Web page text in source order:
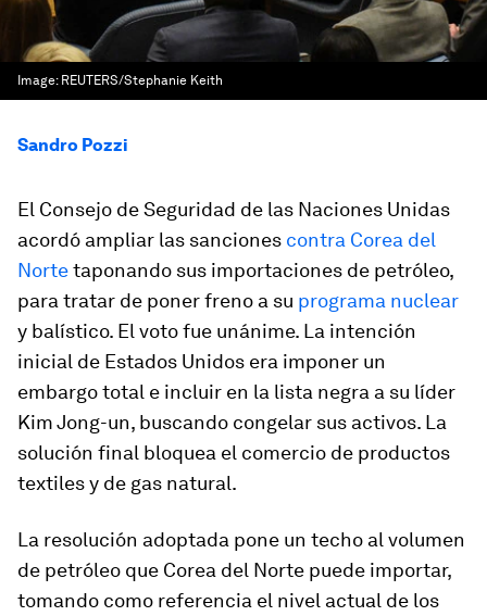
Image: REUTERS/Stephanie Keith
Sandro Pozzi
El Consejo de Seguridad de las Naciones Unidas
acordó ampliar las sanciones contra Corea del
Nortetaponando sus importaciones de petróleo,
para tratar de poner freno a su programa nuclear
y balístico. El voto fue unánime. La intención
inicial de Estados Unidos era imponer un
embargo total e incluir en la lista negra a su líder
Kim Jong-un, buscando congelar sus activos. La
solución final bloquea el comercio de productos
textiles y de gas natural.
La resolución adoptada pone un techo al volumen
de petróleo que Corea del Norte puede importar,
tomando como referencia el nivel actual de los